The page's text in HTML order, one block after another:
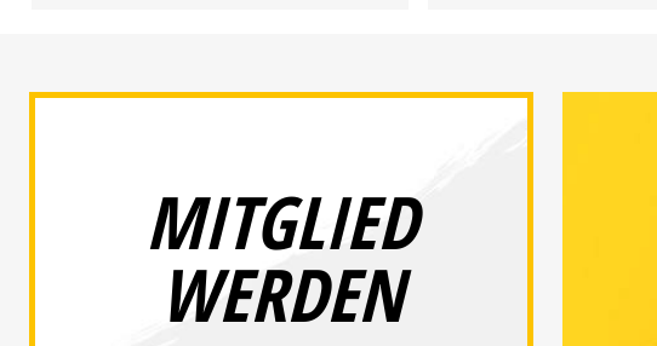
MITGLIED
WERDEN